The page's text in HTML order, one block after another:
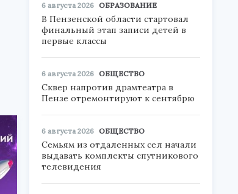
6 августа 2026 ОБРАЗОВАНИЕ
В Пензенской области стартовал
финальный этап записи детей в
первые классы
6 августа 2026 ОБЩЕСТВО
Сквер напротив драмтеатра в
Пензе отремонтируют к сентябрю
6 августа 2026 ОБЩЕСТВО
Семьям из отдаленных сел начали
выдавать комплекты спутникового
телевидения